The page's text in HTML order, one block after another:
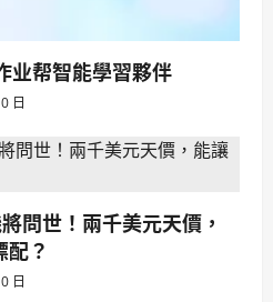
业帮智能學習夥伴
日
問世！兩千美元天價，
？
日